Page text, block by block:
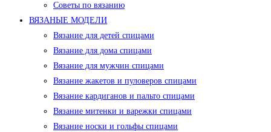
Советы по вязанию
ВЯЗАНЫЕ МОДЕЛИ
Вязание для детей спицами
Вязание для дома спицами
Вязание для мужчин спицами
Вязание жакетов и пуловеров спицами
Вязание кардиганов и пальто спицами
Вязание митенки и варежки спицами
Вязание носки и гольфы спицами